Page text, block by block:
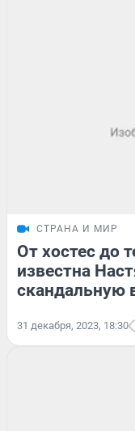
СТРАНА И МИР
От хостес до
известна
скандальную
31 декабря, 2023, 18:30